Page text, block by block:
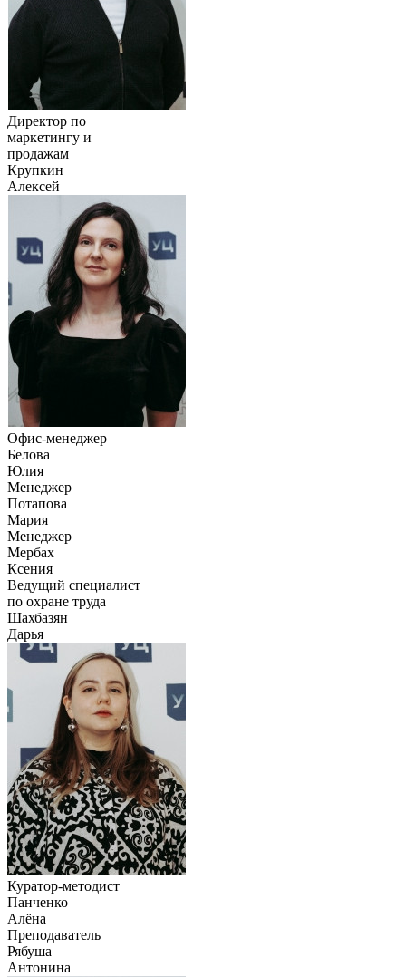
Директор по
маркетингу и
продажам
Крупкин
Алексей
Офис-менеджер
Белова
Юлия
Менеджер
Потапова
Мария
Менеджер
Мербах
Ксения
Ведущий специалист
по охране труда
Шахбазян
Дарья
Куратор-методист
Панченко
Алёна
Преподаватель
Рябуша
Антонина